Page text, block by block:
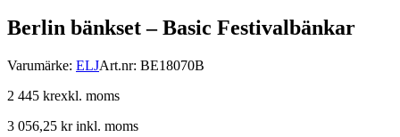
Berlin bänkset – Basic Festivalbänkar
Varumärke: ELJArt.nr: BE18070B
2 445 krexkl. moms
3 056,25 krinkl. moms